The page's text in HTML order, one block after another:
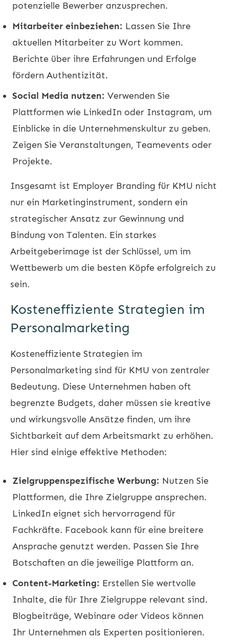
potenzielle Bewerber anzusprechen.
Mitarbeiter einbeziehen: Lassen Sie Ihre
aktuellen Mitarbeiter zu Wort kommen.
Berichte über ihre Erfahrungen und Erfolge
fördern Authentizität.
Social Media nutzen: Verwenden Sie
Plattformen wie LinkedIn oder Instagram, um
Einblicke in die Unternehmenskultur zu geben.
Zeigen Sie Veranstaltungen, Teamevents oder
Projekte.
Insgesamt ist Employer Branding für KMU nicht
nur ein Marketinginstrument, sondern ein
strategischer Ansatz zur Gewinnung und
Bindung von Talenten. Ein starkes
Arbeitgeberimage ist der Schlüssel, um im
Wettbewerb um die besten Köpfe erfolgreich zu
sein.
Kosteneffiziente Strategien im
Personalmarketing
Kosteneffiziente Strategien im
Personalmarketing sind für KMU von zentraler
Bedeutung. Diese Unternehmen haben oft
begrenzte Budgets, daher müssen sie kreative
und wirkungsvolle Ansätze finden, um ihre
Sichtbarkeit auf dem Arbeitsmarkt zu erhöhen.
Hier sind einige effektive Methoden:
Zielgruppenspezifische Werbung: Nutzen Sie
Plattformen, die Ihre Zielgruppe ansprechen.
LinkedIn eignet sich hervorragend für
Fachkräfte. Facebook kann für eine breitere
Ansprache genutzt werden. Passen Sie Ihre
Botschaften an die jeweilige Plattform an.
Content-Marketing: Erstellen Sie wertvolle
Inhalte, die für Ihre Zielgruppe relevant sind.
Blogbeiträge, Webinare oder Videos können
Ihr Unternehmen als Experten positionieren.